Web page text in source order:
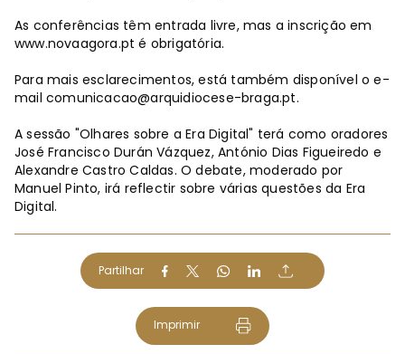
As conferências têm entrada livre, mas a inscrição em
www.novaagora.pt é obrigatória.
Para mais esclarecimentos, está também disponível o e-
mail comunicacao@arquidiocese-braga.pt.
A sessão "Olhares sobre a Era Digital" terá como oradores
José Francisco Durán Vázquez, António Dias Figueiredo e
Alexandre Castro Caldas. O debate, moderado por
Manuel Pinto, irá reflectir sobre várias questões da Era
Digital.
Partilhar
Imprimir